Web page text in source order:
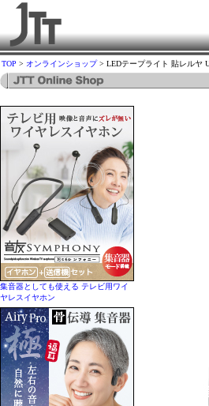
TOP > オンラインショップ> LEDテープライト 貼レルヤ
集音器としても使える テレビ用ワイ
ヤレスイヤホン